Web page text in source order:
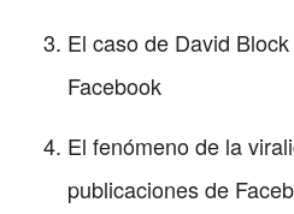
El caso de David
Facebook
El fenómeno de la
publicaciones de